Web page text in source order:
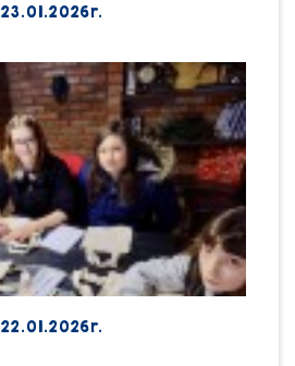
23.01.2026r.
22.01.2026r.